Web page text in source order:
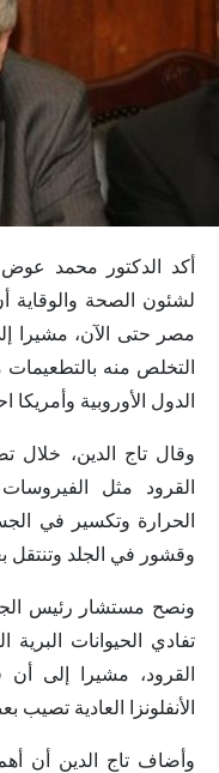
أكد الدكتور محمد
لشئون الصحة
مصر حتى الآن، مشيرا
التخلص منه
الدول الأوروبية
وقال تاج الدين، خلال
القرود مثل
الحرارة وتكسير في
وقشور في الجلد وتنتقل
ونصح مستشار رئيس
تفادي الحيوانات
القرود، مشيرا إلى
الأنفلونزا العادية
وأضاف تاج الدين أن